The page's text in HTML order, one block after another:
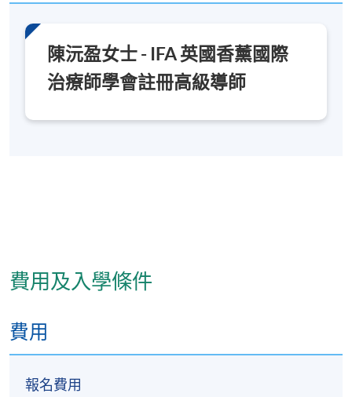
陳沅盈女士 - IFA 英國香薰國際
治療師學會註冊高級導師
費用及入學條件
費用
報名費用